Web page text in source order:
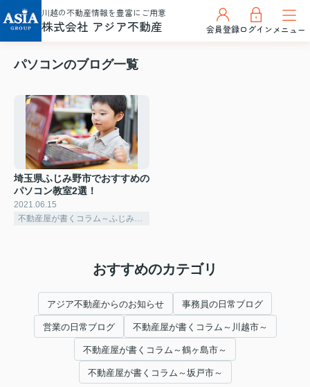
川越の不動産情報を豊富にご用意
株式会社 アジア不動産 会員登録ログインメニュー
パソコンのブログ一覧
埼玉県ふじみ野市でおすすめの
パソコン教室2選！
2021.06.15
不動産屋が書くコラム～ふじみ野市～
おすすめのカテゴリ
アジア不動産からのお知らせ 事務員の日常ブログ
営業の日常ブログ 不動産屋が書くコラム～川越市～
不動産屋が書くコラム～鶴ヶ島市～
不動産屋が書くコラム～坂戸市～